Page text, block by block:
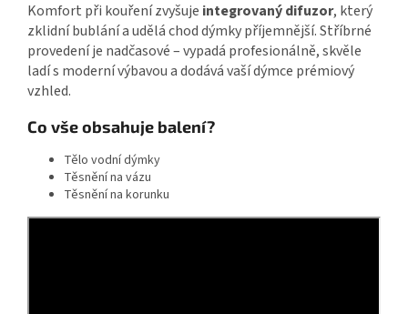
Komfort při kouření zvyšuje integrovaný difuzor, který
zklidní bublání a udělá chod dýmky příjemnější. Stříbrné
provedení je nadčasové – vypadá profesionálně, skvěle
ladí s moderní výbavou a dodává vaší dýmce prémiový
vzhled.
Co vše obsahuje balení?
Tělo vodní dýmky
Těsnění na vázu
Těsnění na korunku